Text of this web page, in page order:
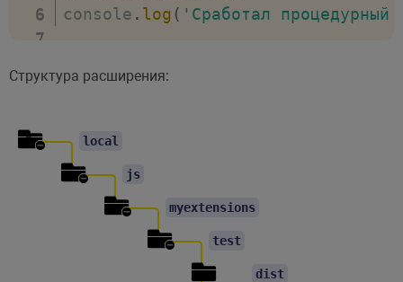
console . log ( 'Сработал процедурный
Структура расширения:
local
js
myextensions
test
dist